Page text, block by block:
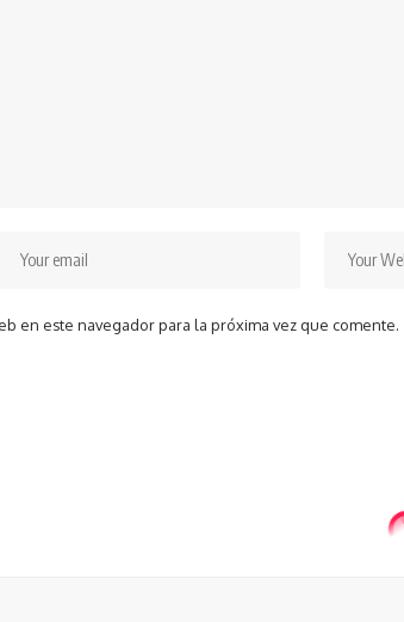
en este navegador para la próxima vez que comente.